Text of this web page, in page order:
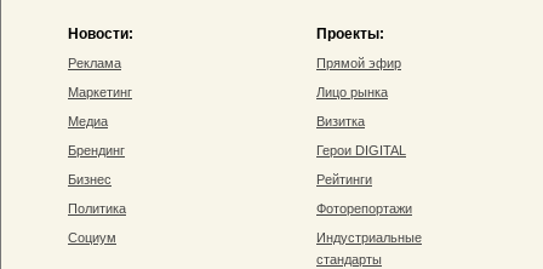
Новости:
Реклама
Маркетинг
Медиа
Брендинг
Бизнес
Политика
Социум
Проекты:
Прямой эфир
Лицо рынка
Визитка
Герои DIGITAL
Рейтинги
Фоторепортажи
Индустриальные
стандарты